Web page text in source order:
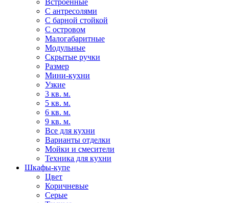
Встроенные
С антресолями
С барной стойкой
С островом
Малогабаритные
Модульные
Скрытые ручки
Размер
Мини-кухни
Узкие
3 кв. м.
5 кв. м.
6 кв. м.
9 кв. м.
Все для кухни
Варианты отделки
Мойки и смесители
Техника для кухни
Шкафы-купе
Цвет
Коричневые
Серые